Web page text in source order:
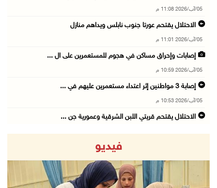
05/آب/2026 11:08 م
الاحتلال يقتحم عورتا جنوب نابلس ويداهم منازل
05/آب/2026 11:01 م
إصابات وإحراق مساكن في هجوم للمستعمرين على ال ...
05/آب/2026 10:59 م
إصابة 3 مواطنين إثر اعتداء مستعمرين عليهم في ...
05/آب/2026 10:53 م
الاحتلال يقتحم قريتي اللبن الشرقية وعمورية جن ...
الوزيرة شاهين تبحث مع نظيرها المصري مستجدات ا ...
05/آب/2026 10:43 م
مستعمرون يقتحمون بيت فجار جنوب بيت لحم
فيديو